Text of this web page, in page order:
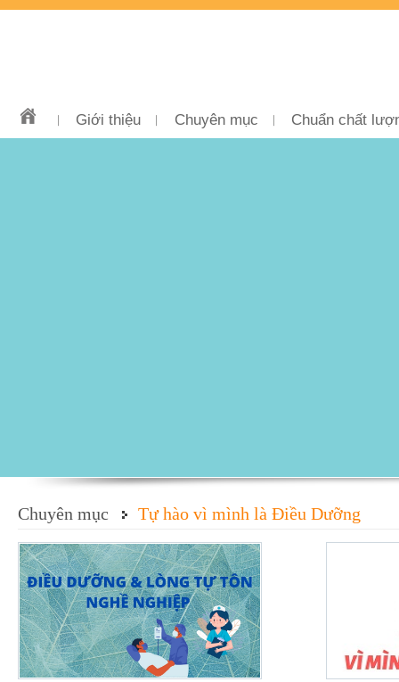
Giới thiệu Chuyên mục Chuẩn chất
Chuyên mục Tự hào vì mình là Điều Dưỡng